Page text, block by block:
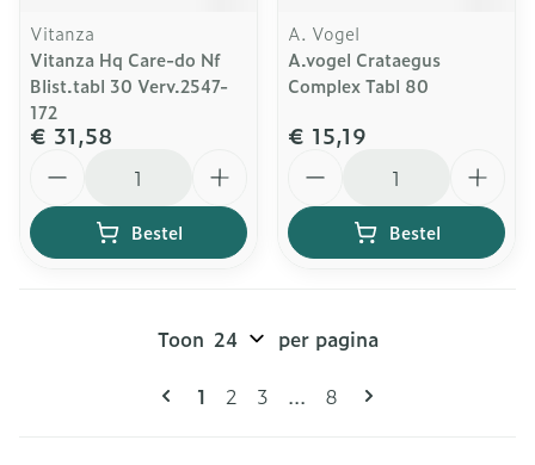
Vitanza
Vitanza Hq Care-do Nf
Blist.tabl 30 Verv.2547-
172
€ 31,58
Bestel
A. Vogel
A.vogel Crataegus
Complex Tabl 80
€ 15,19
Bestel
Pagina's
U lees momenteel pagina
1 Pagina
2 Pagina
3 ... Pagina
8
Toon per pagina